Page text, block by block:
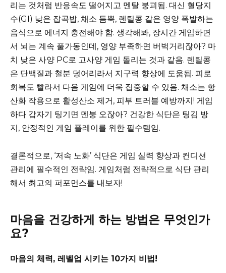
리는 것처럼 반응속도 떨어지고 멘탈 붕괴됨. 대신 혈당지
수(GI) 낮은 잡곡밥, 채소 듬뿍, 렌틸콩 같은 영양 폭발하는
음식으로 에너지 충전해야 함. 생각해봐, 장시간 게임하면
서 뇌는 계속 풀가동인데, 영양 부족하면 버벅거리잖아? 마
치 낮은 사양 PC로 고사양 게임 돌리는 것과 같음. 렌틸콩
은 단백질과 철분 덩어리라서 지구력 향상에 도움됨. 피로
회복도 빨라서 다음 게임에 더욱 집중할 수 있음. 채소는 항
산화 작용으로 활성산소 제거, 피부 트러블 예방까지! 게임
하다 갑자기 팅기면 멘붕 오잖아? 건강한 식단은 팅김 방
지, 안정적인 게임 플레이를 위한 필수템임.
결론적으로, ‘저속 노화’ 식단은 게임 실력 향상과 컨디션
관리에 필수적인 전략임. 게임처럼 전략적으로 식단 관리
해서 최고의 퍼포먼스를 내보자!
마음을 건강하게 하는 방법은 무엇인가
요?
마음의 체력, 레벨업 시키는 10가지 비법!